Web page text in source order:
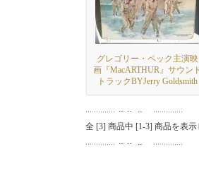
グレゴリー・ペック主演映
画『MacARTHUR』サウン
トラックBYJerry Goldsmith
全 [3] 商品中 [1-3] 商品を表示